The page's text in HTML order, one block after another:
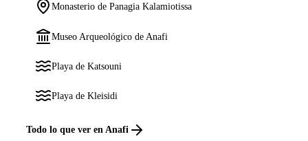
Monasterio de Panagia Kalamiotissa
Museo Arqueológico de Anafi
Playa de Katsouni
Playa de Kleisidi
Todo lo que ver en Anafi